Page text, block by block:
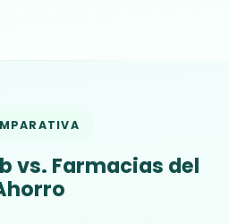
vs. Farmacias del